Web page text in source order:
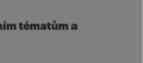
tématům a